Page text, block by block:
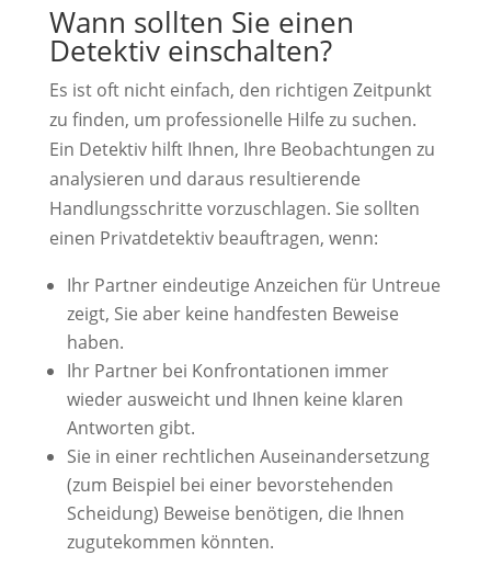
Wann sollten Sie einen
Detektiv einschalten?
Es ist oft nicht einfach, den richtigen Zeitpunkt
zu finden, um professionelle Hilfe zu suchen.
Ein Detektiv hilft Ihnen, Ihre Beobachtungen zu
analysieren und daraus resultierende
Handlungsschritte vorzuschlagen. Sie sollten
einen Privatdetektiv beauftragen, wenn:
Ihr Partner eindeutige Anzeichen für Untreue
zeigt, Sie aber keine handfesten Beweise
haben.
Ihr Partner bei Konfrontationen immer
wieder ausweicht und Ihnen keine klaren
Antworten gibt.
Sie in einer rechtlichen Auseinandersetzung
(zum Beispiel bei einer bevorstehenden
Scheidung) Beweise benötigen, die Ihnen
zugutekommen könnten.